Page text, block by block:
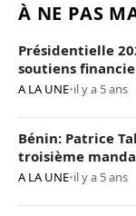
À NE PAS
Présidentielle
soutiens
A LA UNE•il y a 5 ans
Bénin: Patrice
troisième
A LA UNE•il y a 5 ans